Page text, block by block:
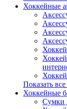
Хоккейные
Показать
Хоккейные
Сумки